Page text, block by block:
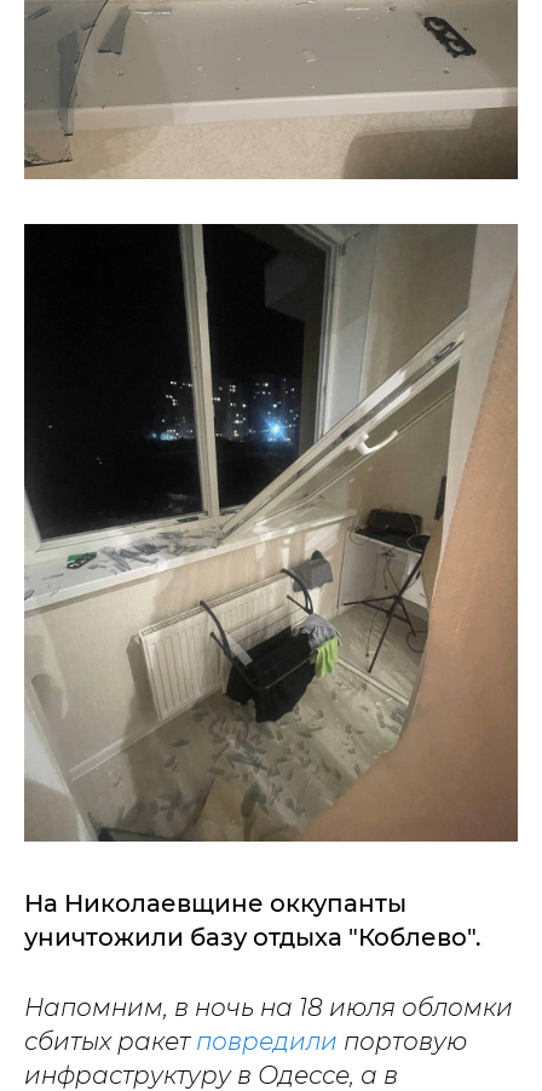
На Николаевщине оккупанты
уничтожили базу отдыха "Коблево".
Напомним, в ночь на 18 июля обломки
сбитых ракет повредили портовую
инфраструктуру в Одессе, а в